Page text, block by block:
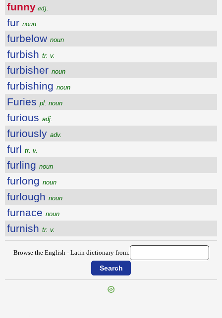
funny adj.
fur noun
furbelow noun
furbish tr. v.
furbisher noun
furbishing noun
Furies pl. noun
furious adj.
furiously adv.
furl tr. v.
furling noun
furlong noun
furlough noun
furnace noun
furnish tr. v.
Browse the English - Latin dictionary from: